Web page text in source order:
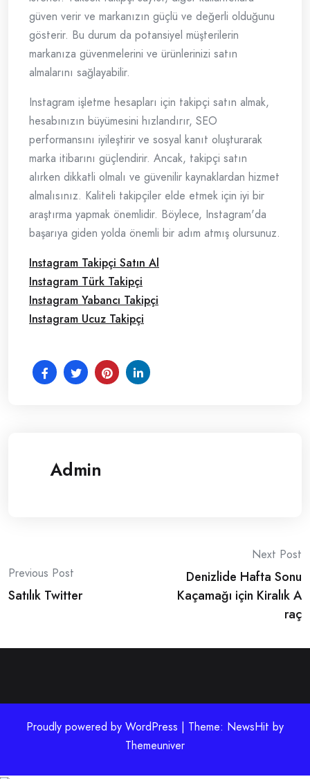
güven verir ve markanızın güçlü ve değerli olduğunu
gösterir. Bu durum da potansiyel müşterilerin
markanıza güvenmelerini ve ürünlerinizi satın
almalarını sağlayabilir.
Instagram işletme hesapları için takipçi satın almak,
hesabınızın büyümesini hızlandırır, SEO
performansını iyileştirir ve sosyal kanıt oluşturarak
marka itibarını güçlendirir. Ancak, takipçi satın
alırken dikkatli olmalı ve güvenilir kaynaklardan hizmet
almalısınız. Kaliteli takipçiler elde etmek için iyi bir
araştırma yapmak önemlidir. Böylece, Instagram'da
başarıya giden yolda önemli bir adım atmış olursunuz.
Instagram Takipçi Satın Al
Instagram Türk Takipçi
Instagram Yabancı Takipçi
Instagram Ucuz Takipçi
Admin
Post
navigation
Previous Post
Satılık Twitter
Next Post
Denizlide Hafta Sonu
Kaçamağı için Kiralık A
raç
Proudly powered by WordPress | Theme: NewsHit by
Themeuniver